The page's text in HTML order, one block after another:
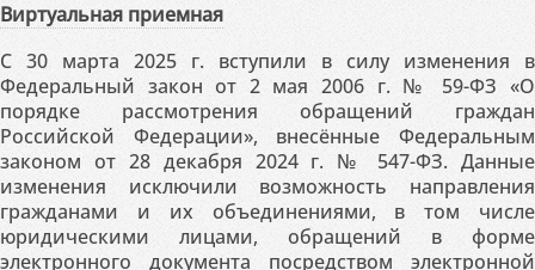
Виртуальная приемная
С 30 марта 2025 г. вступили в силу изменения в
Федеральный закон от 2 мая 2006 г. № 59-ФЗ «О
порядке рассмотрения обращений граждан
Российской Федерации», внесённые Федеральным
законом от 28 декабря 2024 г. № 547-ФЗ. Данные
изменения исключили возможность направления
гражданами и их объединениями, в том числе
юридическими лицами, обращений в форме
электронного документа посредством электронной